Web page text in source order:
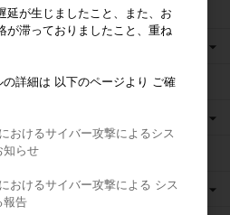
イテッド デンタル グループ）
バー）
延が生じましたこと、また、お
が滞っておりましたこと、重ね
詳細は 以下のページより ご確
おけるサイバー攻撃によるシス
知らせ
おけるサイバー攻撃による シス
報告